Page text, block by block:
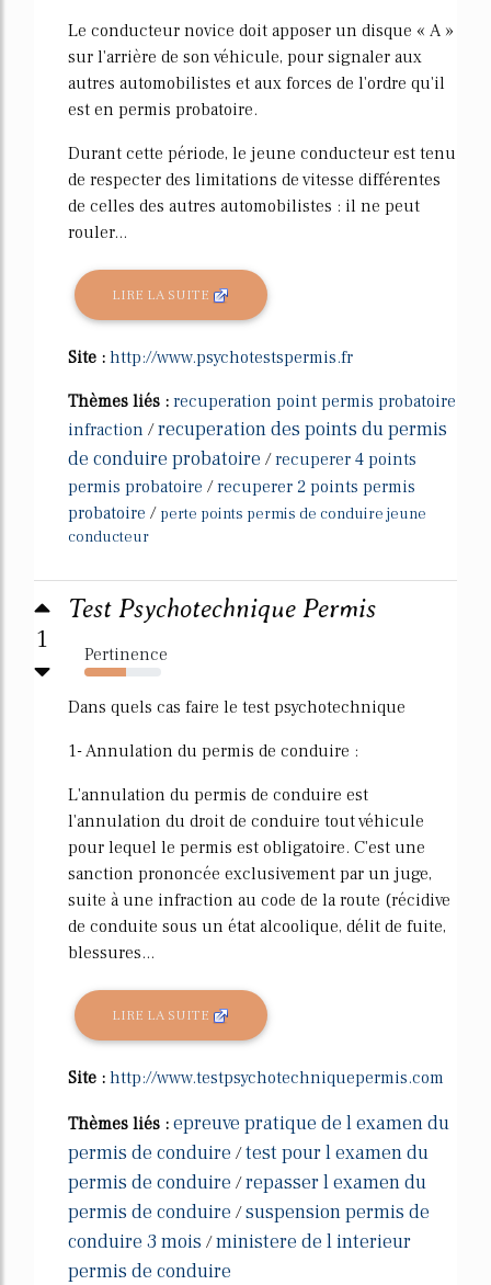
Le conducteur novice doit apposer un disque « A »
sur l'arrière de son véhicule, pour signaler aux
autres automobilistes et aux forces de l'ordre qu'il
est en permis probatoire.
Durant cette période, le jeune conducteur est tenu
de respecter des limitations de vitesse différentes
de celles des autres automobilistes : il ne peut
rouler...
LIRE LA SUITE
Site : http://www.psychotestspermis.fr
Thèmes liés : recuperation point permis probatoire
infraction /recuperation des points du permis
de conduire probatoire /recuperer 4 points
permis probatoire /recuperer 2 points permis
probatoire / perte points permis de conduire jeune
conducteur
1
Test Psychotechnique Permis
Pertinence
54%
Dans quels cas faire le test psychotechnique
1- Annulation du permis de conduire :
L'annulation du permis de conduire est
l'annulation du droit de conduire tout véhicule
pour lequel le permis est obligatoire. C'est une
sanction prononcée exclusivement par un juge,
suite à une infraction au code de la route (récidive
de conduite sous un état alcoolique, délit de fuite,
blessures...
LIRE LA SUITE
Site : http://www.testpsychotechniquepermis.com
Thèmes liés : epreuve pratique de l examen du
permis de conduire /test pour l examen du
permis de conduire /repasser l examen du
permis de conduire /suspension permis de
conduire 3 mois /ministere de l interieur
permis de conduire